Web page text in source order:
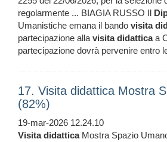
regolarmente ... BIAGIA RUSSO Il
Umanistiche emana il bando visita
partecipazione allavisita didatticaa
partecipazione dovrà pervenire entro
17. Visita didattica Mostra
(82%)
19-mar-2026 12.24.10
Visita didatticaMostra Spazio